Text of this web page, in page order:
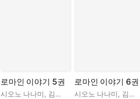
로마인 이야기 5권
시오노 나나미, 김석희
로마인 이야기 6권
시오노 나나미, 김석희